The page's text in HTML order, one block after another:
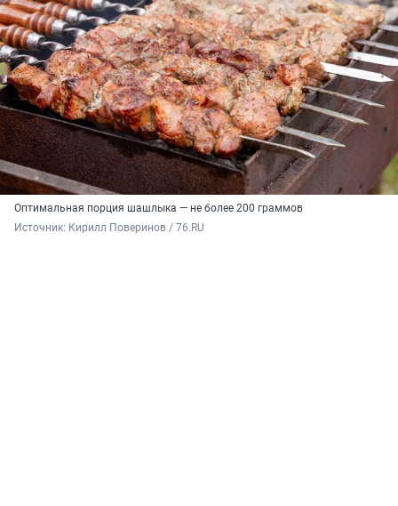
Оптимальная порция шашлыка — не более 200 граммов
Источник: Кирилл Поверинов / 76.RU